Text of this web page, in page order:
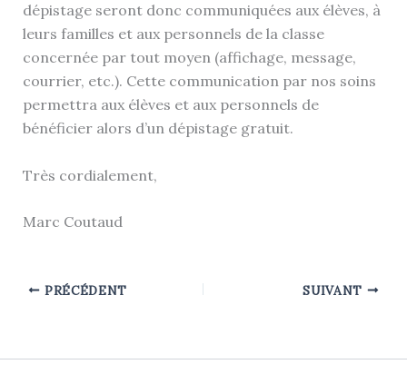
dépistage seront donc communiquées aux élèves, à
leurs familles et aux personnels de la classe
concernée par tout moyen (affichage, message,
courrier, etc.). Cette communication par nos soins
permettra aux élèves et aux personnels de
bénéficier alors d’un dépistage gratuit.
Très cordialement,
Marc Coutaud
PRÉCÉDENT SUIVANT